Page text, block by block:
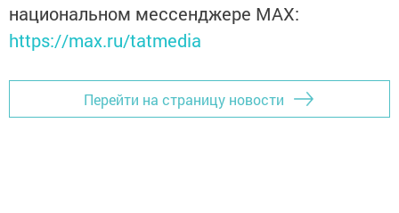
национальном мессенджере MАХ:
https://max.ru/tatmedia
Перейти на страницу новости